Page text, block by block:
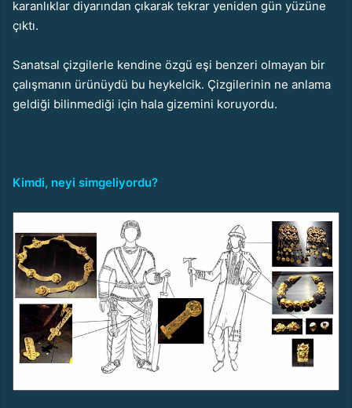
karanlıklar diyarından çıkarak tekrar yeniden gün yüzüne
çıktı.
Sanatsal çizgilerle kendine özgü eşi benzeri olmayan bir
çalışmanın ürünüydü bu heykelcik. Çizgilerinin ne anlama
geldiği bilinmediği için hala gizemini koruyordu.
Kimdi, neyi simgeliyordu?